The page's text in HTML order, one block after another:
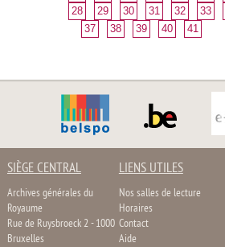
28
29 30 31 32 33
37
38 39 40 41
SIÈGE CENTRAL
Archives générales du
Royaume
Rue de Ruysbroeck 2 - 1000
Bruxelles
LIENS UTILES
Nos salles de lecture
Horaires
Contact
Aide